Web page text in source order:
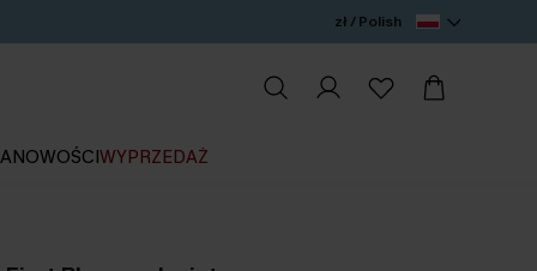
zł / Polish
NOWOŚCIWYPRZEDAŻ